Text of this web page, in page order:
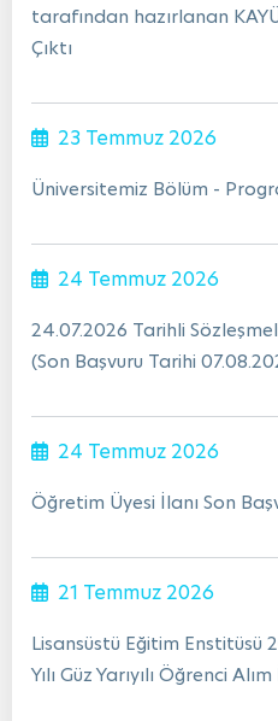
tarafından hazırlanan
Çıktı
23 Temmuz 2026
Üniversitemiz Bölüm -
24 Temmuz 2026
24.07.2026 Tarihli
(Son Başvuru Tarihi
24 Temmuz 2026
Öğretim Üyesi İlanı Son
21 Temmuz 2026
Lisansüstü Eğitim Enstitüsü
Yılı Güz Yarıyılı Öğrenci